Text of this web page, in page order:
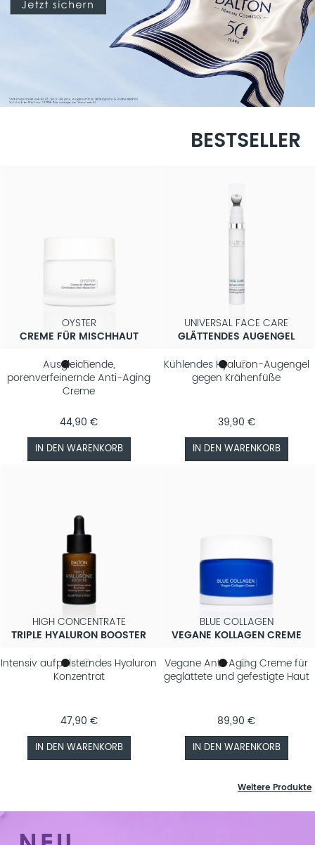
BESTSELLER
OYSTER
CREME FÜR MISCHHAUT
Ausgleichende,
porenverfeinernde Anti-Aging
Creme
44,90 €
IN DEN WARENKORB
UNIVERSAL FACE CARE
GLÄTTENDES AUGENGEL
Kühlendes Hyaluron-Augengel
gegen Krähenfüße
39,90 €
IN DEN WARENKORB
HIGH CONCENTRATE
TRIPLE HYALURON BOOSTER
Intensiv aufpolsterndes Hyaluron
Konzentrat
47,90 €
IN DEN WARENKORB
BLUE COLLAGEN
VEGANE KOLLAGEN CREME
Vegane Anti-Aging Creme für
geglättete und gefestigte Haut
89,90 €
IN DEN WARENKORB
Weitere Produkte